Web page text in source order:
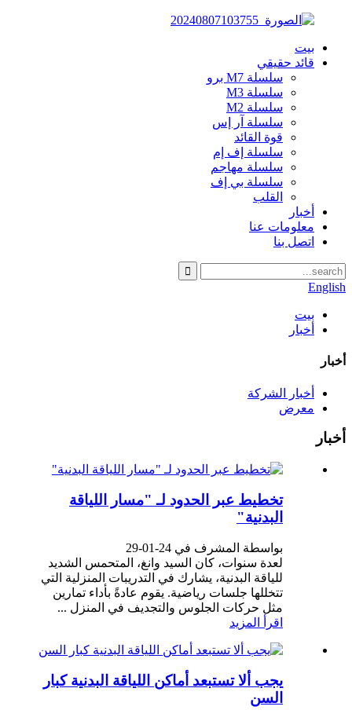
بيت
قائد حقيقي
سلسلة M7 برو
سلسلة M3
سلسلة M2
سلسلة آر إس
قوة القائد
سلسلة إف إم
سلسلة مهاجم
سلسلة بي إف
القلب
أخبار
معلومات عنا
اتصل بنا
English
بيت
أخبار
أخبار
أخبار الشركة
معرض
أخبار
تخطيط عبر الحدود لـ "مسار اللياقة
البدنية"
بواسطة المشرف في 24-01-29
لعدة سنوات، كان السيد وانغ، المتحمس الشديد
للياقة البدنية، يشارك في التدريبات المنزلية التي
تتخللها جلسات رياضية. يقوم عادةً بأداء تمارين
مثل حركات الجلوس والتجديف في المنزل ...
اقرأ المزيد
يجب ألا تستبعد أماكن اللياقة البدنية كبار
السن